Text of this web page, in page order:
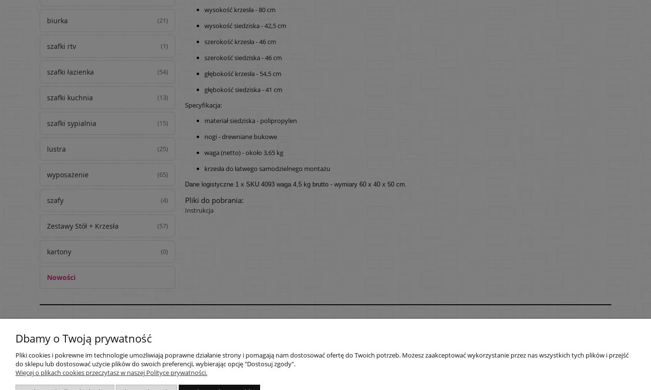
biurka (21)
szafki rtv (1)
szafki łazienka (54)
szafki kuchnia (13)
szafki sypialnia (15)
lustra (25)
wyposażenie (65)
szafy (4)
Zestawy Stół + Krzesła (57)
kartony (0)
Nowości
wysokość krzesła - 80 cm
wysokość siedziska - 42,5 cm
szerokość krzesła - 46 cm
szerokość siedziska - 46 cm
głębokość krzesła - 54,5 cm
głębokość siedziska - 41 cm
Specyfikacja:
materiał siedziska - polipropylen
nogi - drewniane bukowe
waga (netto) - około 3,65 kg
krzesła do łatwego samodzielnego montażu
Dane logistyczne 1 x SKU 4093 waga 4,5 kg brutto - wymiary 60 x 40 x 50 cm.
Pliki do pobrania:
Instrukcja
Regulaminy
Zwroty i reklamacje
Ustawienia konta
Przechowalnia
Czas i koszty dostawy
Czas realizacji zamówienia
Jak kupować?
O firmie
Dbamy o Twoją prywatność
Pliki cookies i pokrewne im technologie umożliwiają poprawne działanie strony i pomagają nam dostosować ofertę do Twoich potrzeb. Możesz zaakceptować wykorzystanie przez nas wszystkich tych plików i przejść
do sklepu lub dostosować użycie plików do swoich preferencji, wybierając opcję "Dostosuj zgody".
Więcej o plikach cookies przeczytasz w naszej Polityce prywatności.